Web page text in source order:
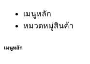
เมนูหลัก
หมวดหมู่สินค้า
เมนูหลัก